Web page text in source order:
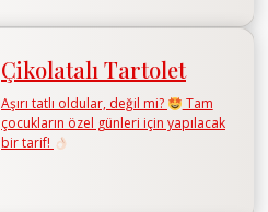
Çikolatalı Tartolet
Aşırı tatlı oldular, değil mi?
Tam
çocukların özel günleri için yapılacak
bir tarif!